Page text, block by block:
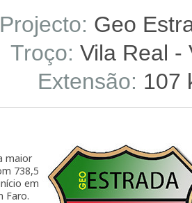
Projecto: Geo
Troço: Vila Real -
Extensão: 107
maior
738,5
em
Faro.